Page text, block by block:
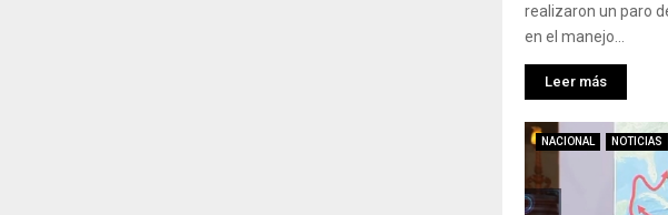
realizaron un paro
en el manejo...
Leer más
NACIONAL NOTICIAS